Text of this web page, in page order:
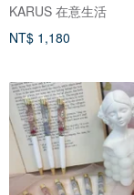
KARUS 在意生活
NT$ 1,180